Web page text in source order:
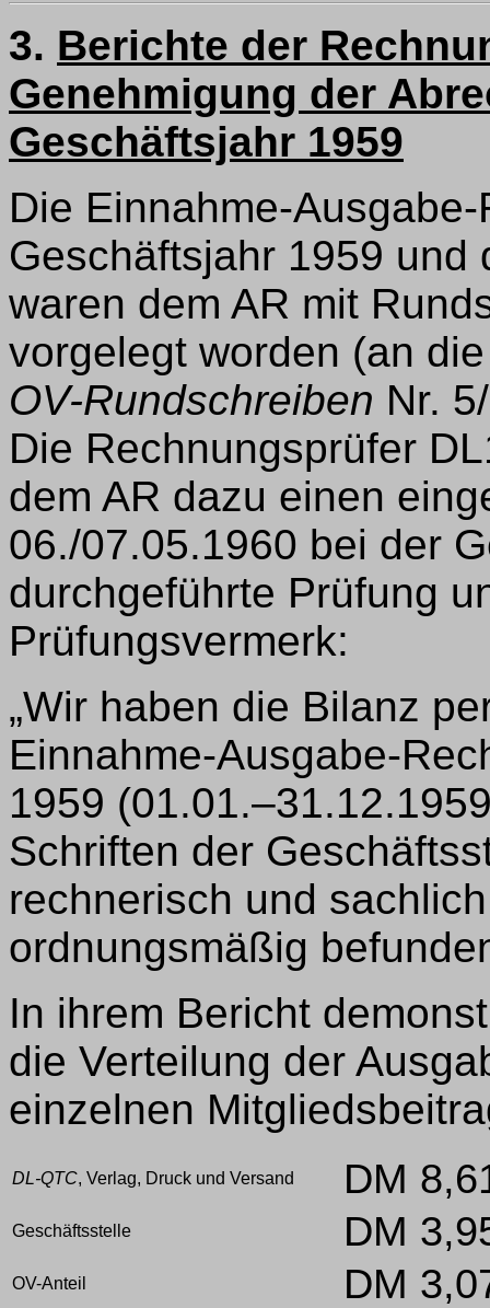
3. Berichte der
Genehmigung der
Geschäftsjahr 1959
Die Einnahme-
Geschäftsjahr 1959 und
waren dem AR mit
vorgelegt worden (an
OV-Rundschreiben Nr.
Die Rechnungsprüfer
dem AR dazu einen
06./07.05.1960 bei der
durchgeführte Prüfung
Prüfungsvermerk:
„Wir haben die Bilanz
Einnahme-Ausgabe-
1959
Schriften der
rechnerisch und
ordnungsmäßig
In ihrem Bericht
die Verteilung der
einzelnen
DL-QTC, Verlag, Druck und Versand DM
Geschäftsstelle DM
OV-Anteil DM